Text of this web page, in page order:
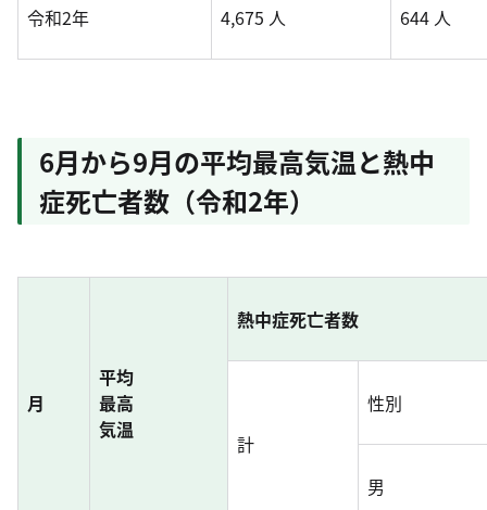
令和2年 4,675 人 644 人
6月から9月の平均最高気温と熱中
症死亡者数（令和2年）
月
平均
最高
気温
熱中症死亡者数
計
性別
男